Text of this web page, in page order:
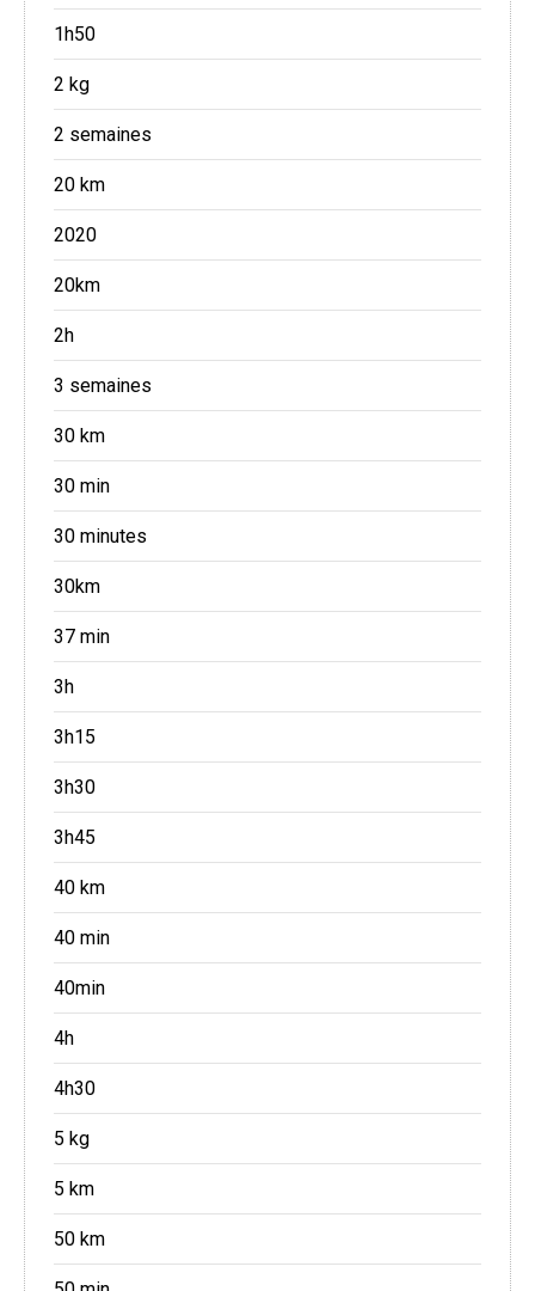
1h50
2 kg
2 semaines
20 km
2020
20km
2h
3 semaines
30 km
30 min
30 minutes
30km
37 min
3h
3h15
3h30
3h45
40 km
40 min
40min
4h
4h30
5 kg
5 km
50 km